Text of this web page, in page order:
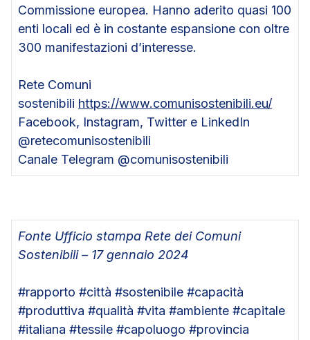
Commissione europea. Hanno aderito quasi 100
enti locali ed è in costante espansione con oltre
300 manifestazioni d’interesse.
Rete Comuni
sostenibili https://www.comunisostenibili.eu/
Facebook, Instagram, Twitter e LinkedIn
@retecomunisostenibili
Canale Telegram @comunisostenibili
Fonte Ufficio stampa Rete dei Comuni
Sostenibili – 17 gennaio 2024
#rapporto #città #sostenibile #capacità
#produttiva #qualità #vita #ambiente #capitale
#italiana #tessile #capoluogo #provincia